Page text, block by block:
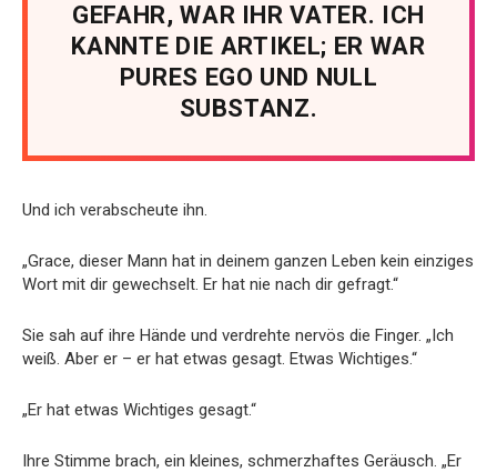
GEFAHR, WAR IHR VATER. ICH
KANNTE DIE ARTIKEL; ER WAR
PURES EGO UND NULL
SUBSTANZ.
Und ich verabscheute ihn.
„Grace, dieser Mann hat in deinem ganzen Leben kein einziges
Wort mit dir gewechselt. Er hat nie nach dir gefragt.“
Sie sah auf ihre Hände und verdrehte nervös die Finger. „Ich
weiß. Aber er – er hat etwas gesagt. Etwas Wichtiges.“
„Er hat etwas Wichtiges gesagt.“
Ihre Stimme brach, ein kleines, schmerzhaftes Geräusch. „Er